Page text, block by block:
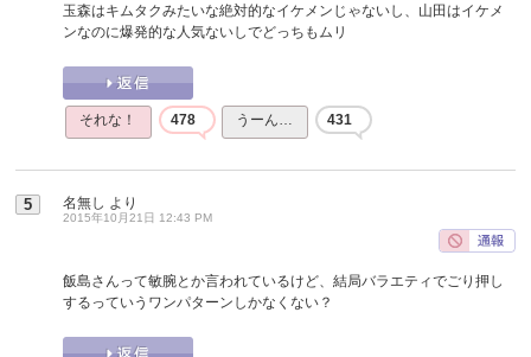
玉森はキムタクみたいな絶対的なイケメンじゃないし、山田はイケメ
ンなのに爆発的な人気ないしでどっちもムリ
それな！ 478 うーん… 431
5 名無し より
2015年10月21日 12:43 PM
飯島さんって敏腕とか言われているけど、結局バラエティでごり押し
するっていうワンパターンしかなくない？